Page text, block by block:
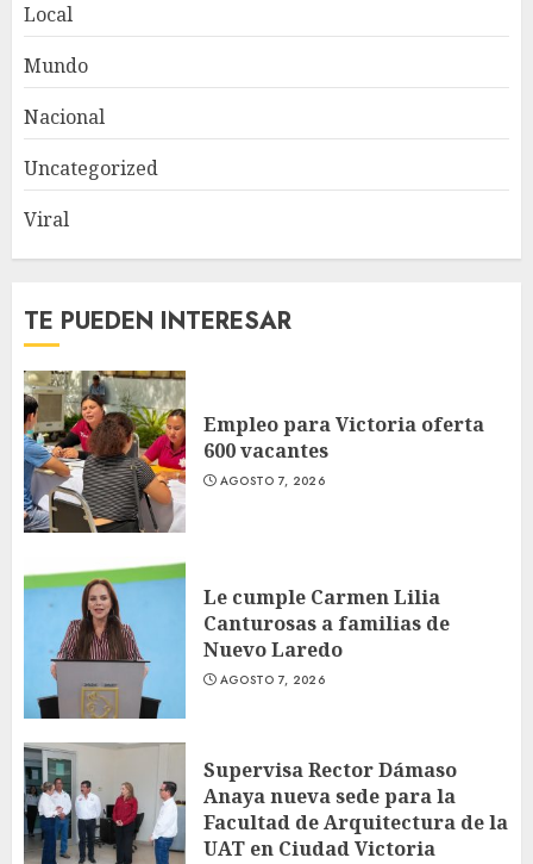
Local
Mundo
Nacional
Uncategorized
Viral
TE PUEDEN INTERESAR
Empleo para Victoria oferta
600 vacantes
AGOSTO 7, 2026
Le cumple Carmen Lilia
Canturosas a familias de
Nuevo Laredo
AGOSTO 7, 2026
Supervisa Rector Dámaso
Anaya nueva sede para la
Facultad de Arquitectura de la
UAT en Ciudad Victoria